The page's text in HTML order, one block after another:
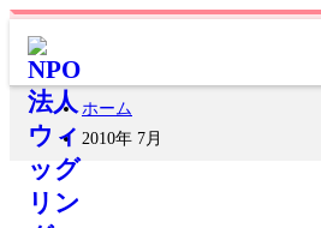
ホーム
2010年 7月